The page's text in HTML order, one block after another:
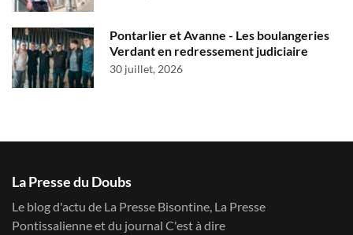
Pontarlier et Avanne - Les boulangeries
Verdant en redressement judiciaire
30 juillet, 2026
La Presse du Doubs
Le blog d'actu de La Presse Bisontine, La Presse
Pontissalienne et du journal C'est à dire